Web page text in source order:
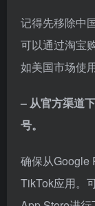
记得先移除中
可以通过淘宝
如美国市场使
– 从官方渠道
号。
确保从Google
TikTok应用。